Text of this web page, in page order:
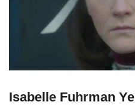
Isabelle Fuhrman